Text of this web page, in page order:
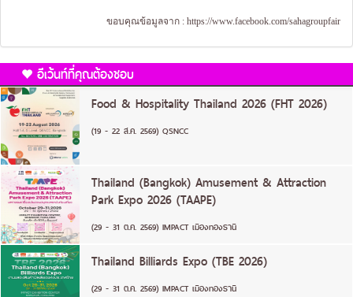
ขอบคุณข้อมูลจาก : https://www.facebook.com/sahagroupfair
อีเว้นท์ที่คุณต้องชอบ
Food & Hospitality Thailand 2026 (FHT 2026)
(19 - 22 ส.ค. 2569) QSNCC
Thailand (Bangkok) Amusement & Attraction
Park Expo 2026 (TAAPE)
(29 - 31 ต.ค. 2569) IMPACT เมืองทองธานี
Thailand Billiards Expo (TBE 2026)
(29 - 31 ต.ค. 2569) IMPACT เมืองทองธานี